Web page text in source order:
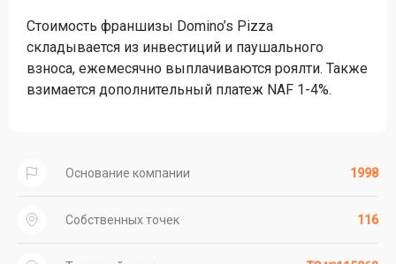
Стоимость франшизы Domino’s Pizza
складывается из инвестиций и паушального
взноса, ежемесячно выплачиваются роялти. Также
взимается дополнительный платеж NAF 1-4%.
Основание компании 1998
Собственных точек 116